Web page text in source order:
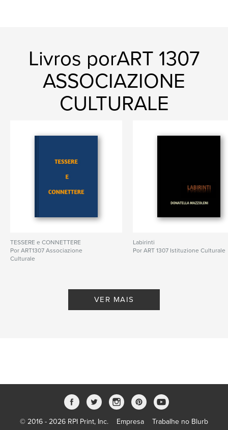
Livros porART 1307
ASSOCIAZIONE
CULTURALE
TESSERE e CONNETTERE
Por ART1307 Associazione
Culturale
Labirinti
Por ART 1307 Istituzione Culturale
VER MAIS
© 2016 - 2026 RPI Print, Inc. Empresa Trabalhe no Blurb